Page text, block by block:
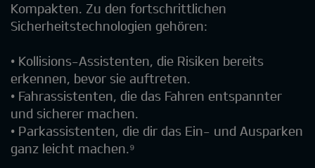
Kompakten. Zu den fortschrittlichen
Sicherheitstechnologien gehören:
• Kollisions-Assistenten, die Risiken bereits
erkennen, bevor sie auftreten.
• Fahrassistenten, die das Fahren entspannter
und sicherer machen.
• Parkassistenten, die dir das Ein- und Ausparken
ganz leicht machen.⁹